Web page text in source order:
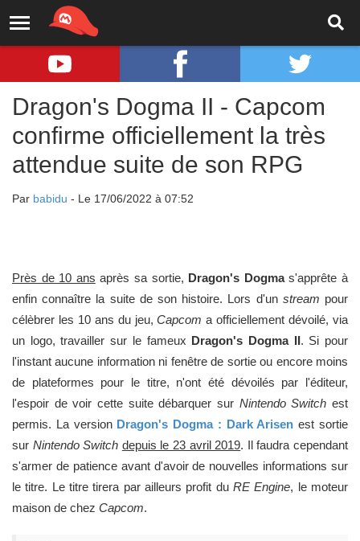
Dragon's Dogma II - Capcom
confirme officiellement la très
attendue suite de son RPG
Par babidu - Le 17/06/2022 à 07:52
Près de 10 ans après sa sortie, Dragon's Dogmas'apprête à
enfin connaître la suite de son histoire. Lors d'un stream pour
célèbrer les 10 ans du jeu,Capcom a officiellement dévoilé, via
un logo, travailler sur le fameux Dragon's Dogma II. Si pour
l'instant aucune information ni fenêtre de sortie ou encore moins
de plateformes pour le titre, n'ont été dévoilés par l'éditeur,
l'espoir de voir cette suite débarquer sur Nintendo Switch est
permis. La version Dragon's Dogma : Dark Arisen est sortie
sur Nintendo Switch depuis le 23 avril 2019. Il faudra cependant
s'armer de patience avant d'avoir de nouvelles informations sur
le titre. Le titre tirera par ailleurs profit du RE Engine, le moteur
maison de chez Capcom.